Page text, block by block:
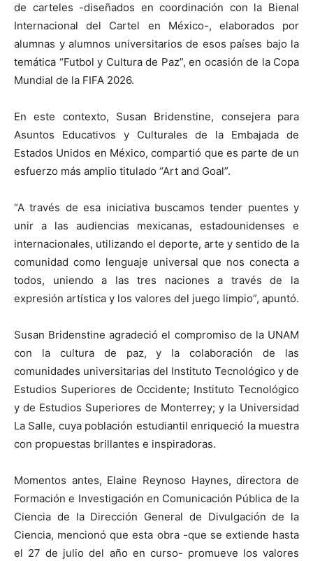
de carteles -diseñados en coordinación con la Bienal
Internacional del Cartel en México-, elaborados por
alumnas y alumnos universitarios de esos países bajo la
temática “Futbol y Cultura de Paz”, en ocasión de la Copa
Mundial de la FIFA 2026.
En este contexto, Susan Bridenstine, consejera para
Asuntos Educativos y Culturales de la Embajada de
Estados Unidos en México, compartió que es parte de un
esfuerzo más amplio titulado “Art and Goal”.
“A través de esa iniciativa buscamos tender puentes y
unir a las audiencias mexicanas, estadounidenses e
internacionales, utilizando el deporte, arte y sentido de la
comunidad como lenguaje universal que nos conecta a
todos, uniendo a las tres naciones a través de la
expresión artística y los valores del juego limpio”, apuntó.
Susan Bridenstine agradeció el compromiso de la UNAM
con la cultura de paz, y la colaboración de las
comunidades universitarias del Instituto Tecnológico y de
Estudios Superiores de Occidente; Instituto Tecnológico
y de Estudios Superiores de Monterrey; y la Universidad
La Salle, cuya población estudiantil enriqueció la muestra
con propuestas brillantes e inspiradoras.
Momentos antes, Elaine Reynoso Haynes, directora de
Formación e Investigación en Comunicación Pública de la
Ciencia de la Dirección General de Divulgación de la
Ciencia, mencionó que esta obra -que se extiende hasta
el 27 de julio del año en curso- promueve los valores